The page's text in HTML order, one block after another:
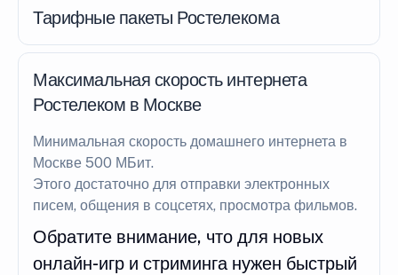
Тарифные пакеты Ростелекома
Максимальная скорость интернета
Ростелеком в Москве
Минимальная скорость домашнего интернета в
Москве 500 МБит.
Этого достаточно для отправки электронных
писем, общения в соцсетях, просмотра фильмов.
Обратите внимание, что для новых
онлайн-игр и стриминга нужен быстрый